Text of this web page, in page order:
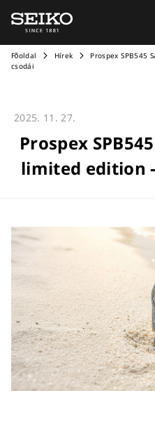
Főoldal Hírek
Prospex SPB545
csodái
2025. 11. 27.
Prospex
limited edition